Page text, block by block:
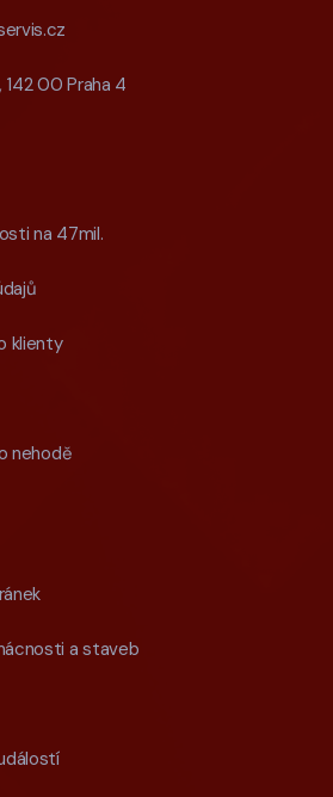
00 Praha 4
na 47mil.
klienty
nehodě
a staveb